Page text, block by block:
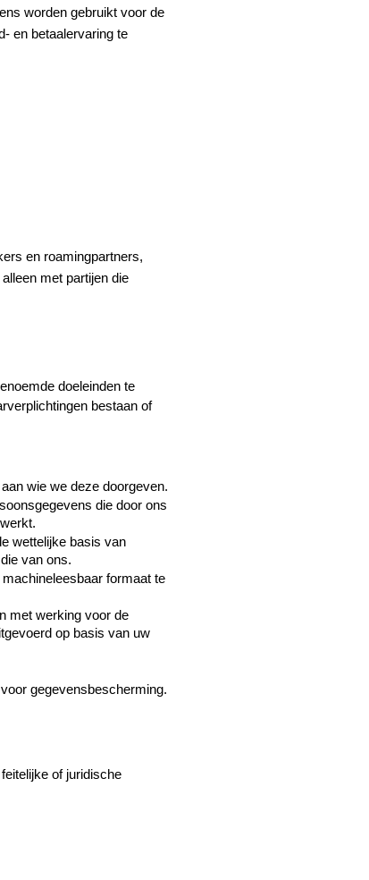
worden gebruikt voor de
en betaalervaring te
en roamingpartners,
met partijen die
doeleinden te
bestaan of
wie we deze doorgeven.
die door ons
wettelijke basis van
van ons.
formaat te
met werking voor de
op basis van uw
gegevensbescherming.
of juridische